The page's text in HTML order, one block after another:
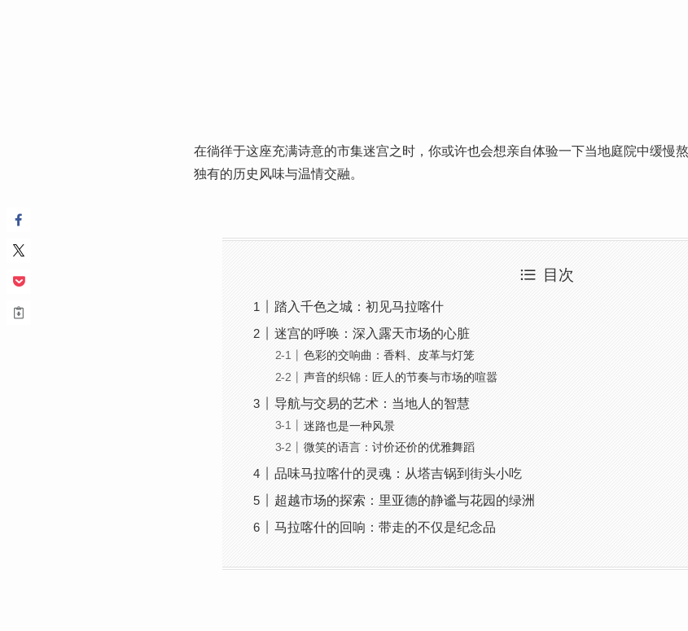
在徜徉于这座充满诗意的市集迷宫之时，你或许也会想亲自体验一下当地庭院中缓慢
独有的历史风味与温情交融。
目次
踏入千色之城：初见马拉喀什
迷宫的呼唤：深入露天市场的心脏
色彩的交响曲：香料、皮革与灯笼
声音的织锦：匠人的节奏与市场的喧嚣
导航与交易的艺术：当地人的智慧
迷路也是一种风景
微笑的语言：讨价还价的优雅舞蹈
品味马拉喀什的灵魂：从塔吉锅到街头小吃
超越市场的探索：里亚德的静谧与花园的绿洲
马拉喀什的回响：带走的不仅是纪念品